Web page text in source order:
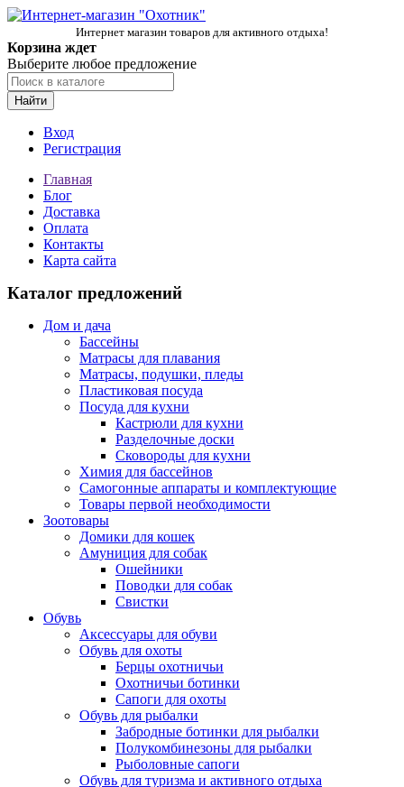
Интернет магазин товаров для активного отдыха!
Корзина ждет
Выберите любое предложение
Найти
Вход
Регистрация
Главная
Блог
Доставка
Оплата
Контакты
Карта сайта
Каталог предложений
Дом и дача
Бассейны
Матрасы для плавания
Матрасы, подушки, пледы
Пластиковая посуда
Посуда для кухни
Кастрюли для кухни
Разделочные доски
Сковороды для кухни
Химия для бассейнов
Самогонные аппараты и комплектующие
Товары первой необходимости
Зоотовары
Домики для кошек
Амуниция для собак
Ошейники
Поводки для собак
Свистки
Обувь
Аксессуары для обуви
Обувь для охоты
Берцы охотничьи
Охотничьи ботинки
Сапоги для охоты
Обувь для рыбалки
Забродные ботинки для рыбалки
Полукомбинезоны для рыбалки
Рыболовные сапоги
Обувь для туризма и активного отдыха